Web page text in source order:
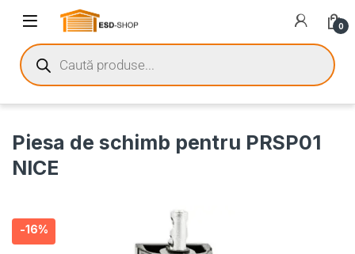
0
Piesa de schimb pentru PRSP01
NICE
-16%